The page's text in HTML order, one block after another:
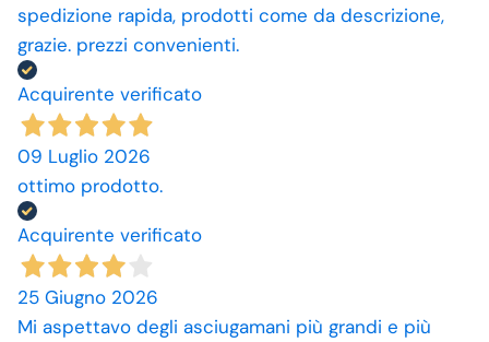
spedizione rapida, prodotti come da descrizione,
grazie. prezzi convenienti.
Acquirente verificato
09 Luglio 2026
ottimo prodotto.
Acquirente verificato
25 Giugno 2026
Mi aspettavo degli asciugamani più grandi e più